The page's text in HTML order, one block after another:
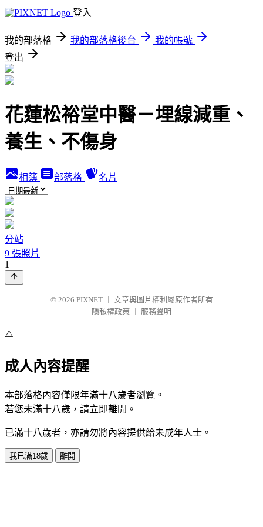
登入
我的部落格 我的部落格後台
我的帳號
登出
花蓮松裕堂中醫－埋線減重、
養生、不傷身
相簿 部落格 名片
分站
9 張照片
1
© 2026 PIXNET
文章與圖片權利屬原作者所有
隱私權政策
服務聲明
⚠️
成人內容提醒
本部落格內容僅限年滿十八歲者瀏覽。
若您未滿十八歲，請立即離開。
已滿十八歲者，亦請勿將內容提供給未成年人士。
我已滿18歲 離開